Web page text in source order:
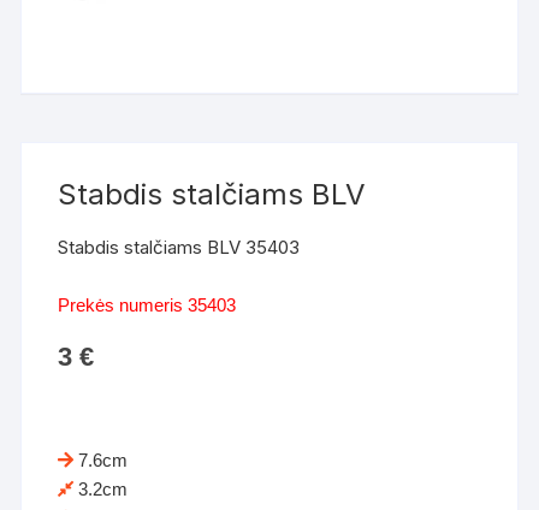
Stabdis stalčiams BLV
Stabdis stalčiams BLV 35403
Prekės numeris 35403
3€
7.6cm
3.2cm